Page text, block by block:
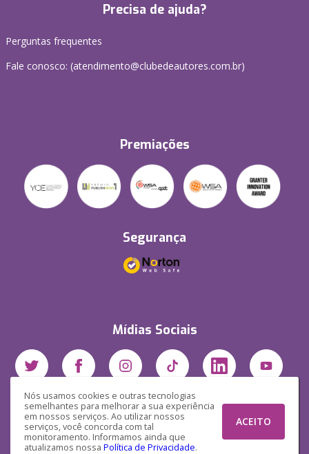
Nós usamos cookies e outras tecnologias
semelhantes para melhorar a sua experiência
em nossos serviços. Ao utilizar nossos
serviços, você concorda com tal
monitoramento. Informamos ainda que
atualizamos nossa Política de Privacidade.
ACEITO
Precisa de ajuda?
Perguntas frequentes
Fale conosco: (atendimento@clubedeautores.com.br)
Premiações
Segurança
Mídias Sociais